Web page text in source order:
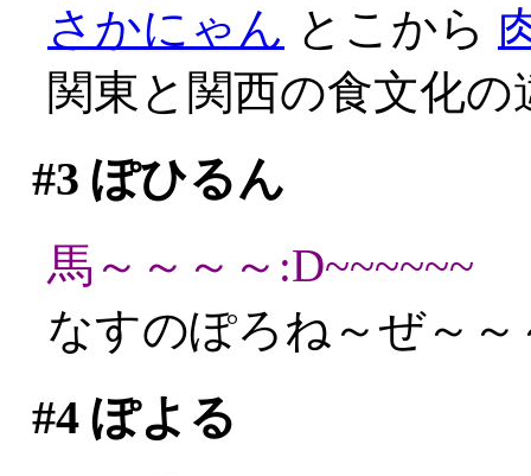
さかにゃん とこから
関東と関西の食文化
#3 ぽひるん
馬～～～～:D~~~~~~
なすのぽろね～ぜ～～
#4ぽよる